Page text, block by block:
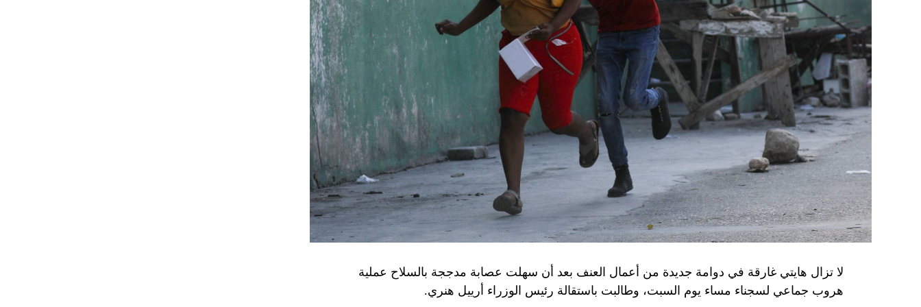
يعدّون لاغتيال الرئيس الأوكراني» فولوديمير زيلينسكي ومسؤولين كبار آخرين، مثل رئيس جهاز
الاستخبارات العسكرية كيريلو بودانوف، بناءً على أوامر من موسكو. وأوقفت الأجهزة الأوكرانية
ضابطَي أمن، مشيرةً إلى أن المشتبه فيهما اللذَين أوقفا «شخصان برتبة كولونيل» من جهاز الدولة
الأوكراني الذي يتولّى أمن المسؤولين الحكوميين.
وذكرت الأجهزة أن هذه الشبكة كانت «تحت إشراف» جهاز الأمن الفدرالي الروسي ويُشتبه في أن
المسؤولَين «نقلا معلومات سرّية» إلى روسيا، مؤكدةً أنهما كانا يُريدان تجنيد عسكريين «مقرّبين من
جهاز أمن» زيلينسكي بهدف «احتجازه كرهينة وقتله». وكشفت أجهزة الأمن الأوكرانية أن أحد أعضاء
هذه الشبكة حصل على مسيّرات ومتفجّرات.
من جهة أخرى، انتقد الرئيس الصيني شي جينبينغ في تصريحات لصحيفة «بوليتيكا» الصربية قبل وصوله
إلى العاصمة بلغراد، حلف «الناتو»، على خلفية قصفه «الفاضح» للسفارة الصينية في يوغوسلافيا عام
1999، محذّراً من أن بكين «لن تسمح قط بتكرار حدث تاريخي مأسوي كهذا».
واصطحب الرئيس الفرنسي إيمانويل ماكرون شي إلى منطقة البيرينيه الجبلية أمس، في اليوم الثاني
من زيارة دولة من شأنها أن تسمح بحوار مباشر عن الحرب في أوكرانيا والخلافات التجارية.
لا تزال هايتي غارقة في دوامة جديدة من أعمال العنف بعد أن سهلت عصابة مدججة بالسلاح عملية
هروب جماعي لسجناء مساء يوم السبت، وطالبت باستقالة رئيس الوزراء أرييل هنري.